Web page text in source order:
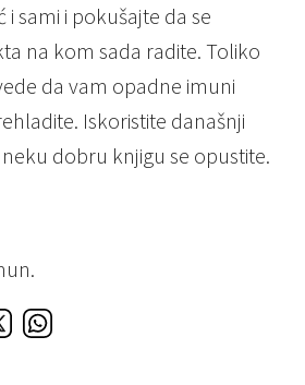
i sami i pokušajte da se
na kom sada radite. Toliko
da vam opadne imuni
Iskoristite današnji
dobru knjigu se opustite.